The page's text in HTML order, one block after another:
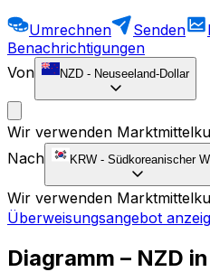
Umrechnen Senden
Benachrichtigungen
Von
NZD - Neuseeland-Dollar
Wir verwenden
Nach
KRW - Südkoreanischer
Wir verwenden
Überweisungsangebot
Diagramm – NZD